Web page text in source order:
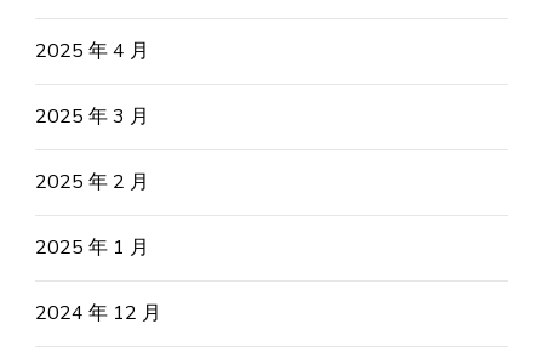
2025 年 4 月
2025 年 3 月
2025 年 2 月
2025 年 1 月
2024 年 12 月